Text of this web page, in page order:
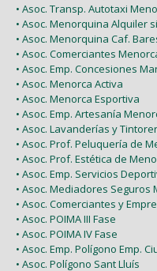
• Asoc. Transp. Autotaxi
• Asoc. Menorquina Alquiler
• Asoc. Menorquina Caf.
• Asoc. Comerciantes
• Asoc. Emp. Concesiones
• Asoc. Menorca Activa
• Asoc. Menorca Esportiva
• Asoc. Emp. Artesanía
• Asoc. Lavanderías y
• Asoc. Prof. Peluquería de
• Asoc. Prof. Estética de
• Asoc. Emp. Servicios
• Asoc. Mediadores Seguros
• Asoc. Comerciantes y
• Asoc. POIMA III Fase
• Asoc. POIMA IV Fase
• Asoc. Emp. Polígono Emp.
• Asoc. Polígono Sant Lluís